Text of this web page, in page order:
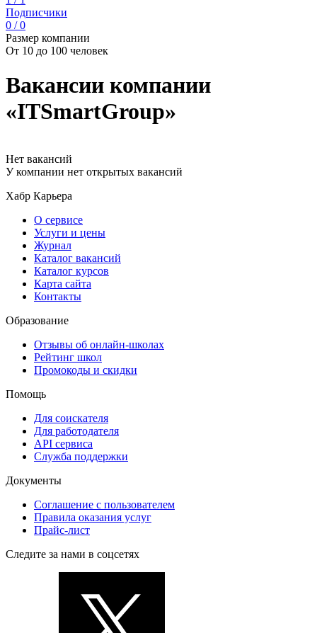
Подписчики
0 / 0
Размер компании
От 10 до 100 человек
Вакансии компании
«ITSmartGroup»
Нет вакансий
У компании нет открытых вакансий
Хабр Карьера
О сервисе
Услуги и цены
Журнал
Каталог вакансий
Каталог курсов
Карта сайта
Контакты
Образование
Отзывы об онлайн-школах
Рейтинг школ
Промокоды и скидки
Помощь
Для соискателя
Для работодателя
API сервиса
Служба поддержки
Документы
Соглашение с пользователем
Правила оказания услуг
Прайс-лист
Следите за нами в соцсетях